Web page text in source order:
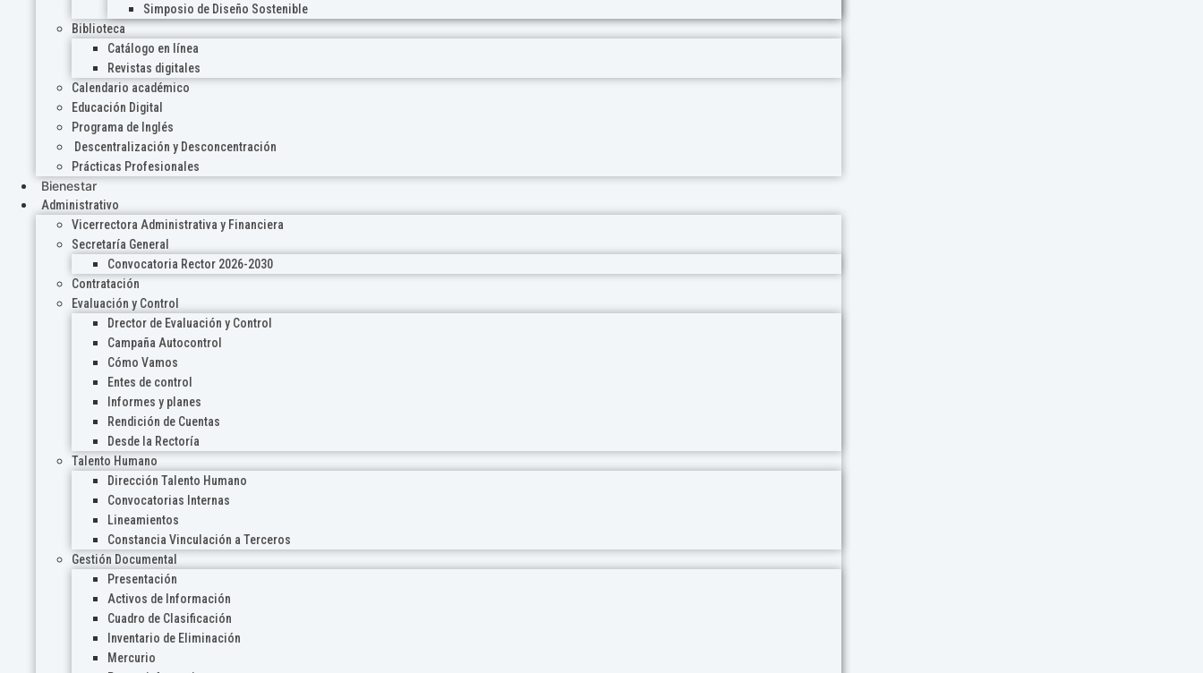
Simposio de Diseño Sostenible
Biblioteca
Catálogo en línea
Revistas digitales
Calendario académico
Educación Digital
Programa de Inglés
Descentralización y Desconcentración
Prácticas Profesionales
Bienestar
Administrativo
Vicerrectora Administrativa y Financiera
Secretaría General
Convocatoria Rector 2026-2030
Contratación
Evaluación y Control
Drector de Evaluación y Control
Campaña Autocontrol
Cómo Vamos
Entes de control
Informes y planes
Rendición de Cuentas
Desde la Rectoría
Talento Humano
Dirección Talento Humano
Convocatorias Internas
Lineamientos
Constancia Vinculación a Terceros
Gestión Documental
Presentación
Activos de Información
Cuadro de Clasificación
Inventario de Eliminación
Mercurio